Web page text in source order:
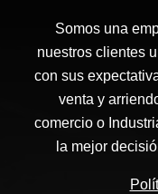
Somos una
nuestros clientes
con sus
venta y
comercio o
la mejor